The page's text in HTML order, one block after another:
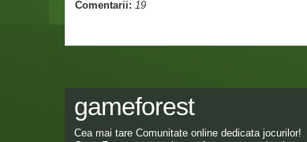
Comentarii: 19
gameforest
Cea mai tare Comunitate online dedicata jocurilor!